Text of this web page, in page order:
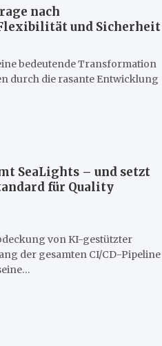
nach
und Sicherheit
bedeutende Transformation
durch die rasante Entwicklung
SeaLights – und setzt
für Quality
von KI-gestützter
der gesamten CI/CD-Pipeline